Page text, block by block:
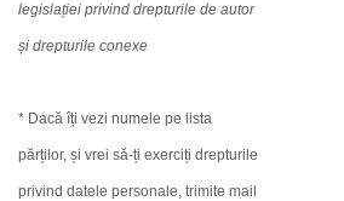
legislației privind drepturile de autor
și drepturile conexe
* Dacă îți vezi numele pe lista
părților, și vrei să-ți exerciți drepturile
privind datele personale, trimite mail